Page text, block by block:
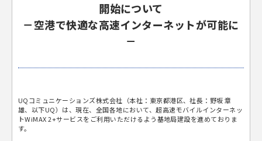
開始について
－空港で快適な高速インターネットが可能に
－
UQコミュニケーションズ株式会社（本社：東京都港区、社長：野坂 章
雄、以下UQ）は、現在、全国各地において、超高速モバイルインターネッ
トWiMAX 2+サービスをご利用いただけるよう基地局建設を進めておりま
す。